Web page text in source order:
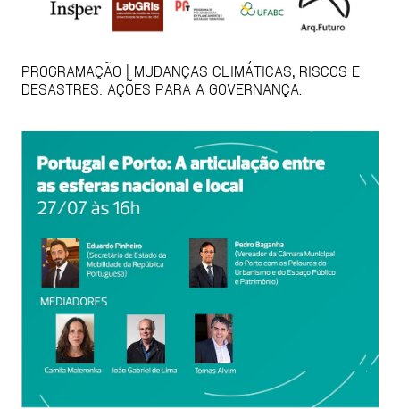
PROGRAMAÇÃO | MUDANÇAS CLIMÁTICAS, RISCOS E
DESASTRES: AÇÕES PARA A GOVERNANÇA.